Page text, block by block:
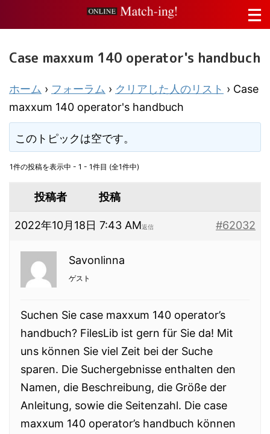
Case maxxum 140 operator's handbuch
ホーム › フォーラム › クリアした人のリスト › Case
maxxum 140 operator's handbuch
このトピックは空です。
1件の投稿を表示中 - 1 - 1件目 (全1件中)
投稿者 投稿
2022年10月18日 7:43 AM #62032
返信
Savonlinna
ゲスト
Suchen Sie case maxxum 140 operator’s
handbuch? FilesLib ist gern für Sie da! Mit
uns können Sie viel Zeit bei der Suche
sparen. Die Suchergebnisse enthalten den
Namen, die Beschreibung, die Größe der
Anleitung, sowie die Seitenzahl. Die case
maxxum 140 operator’s handbuch können